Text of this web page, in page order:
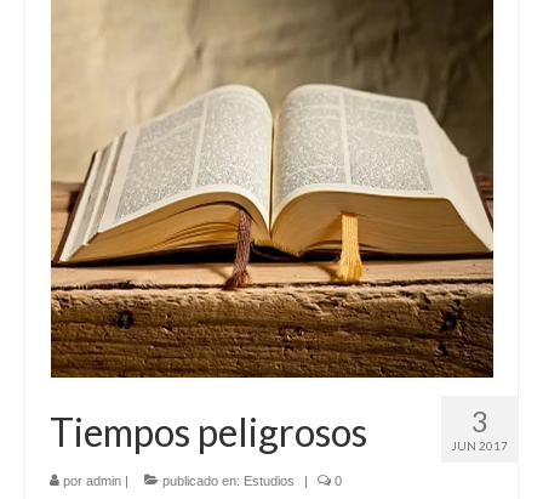
3
JUN 2017
Tiempos peligrosos
por admin | publicado en: Estudios | 0